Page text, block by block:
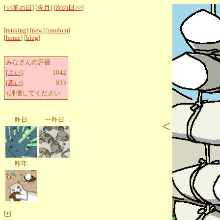
[<<前の日 ] [今月 ] [次の日>>]
[ranking] [new] [random]
[home] [blog]
みなさんの評価
[よい]:
1042
[悪い]:
933
↑評価してください
昨日 一昨日
昨年
[+]
<